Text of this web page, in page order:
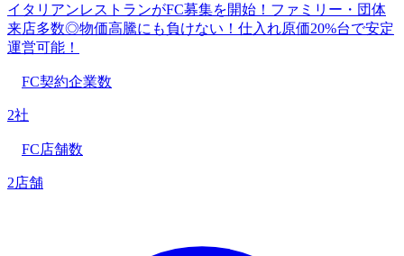
イタリアンレストランがFC募集を開始！ファミリー・団体
来店多数◎物価高騰にも負けない︎！仕入れ原価20%台で安定
運営可能！
FC契約企業数
2社
FC店舗数
2店舗